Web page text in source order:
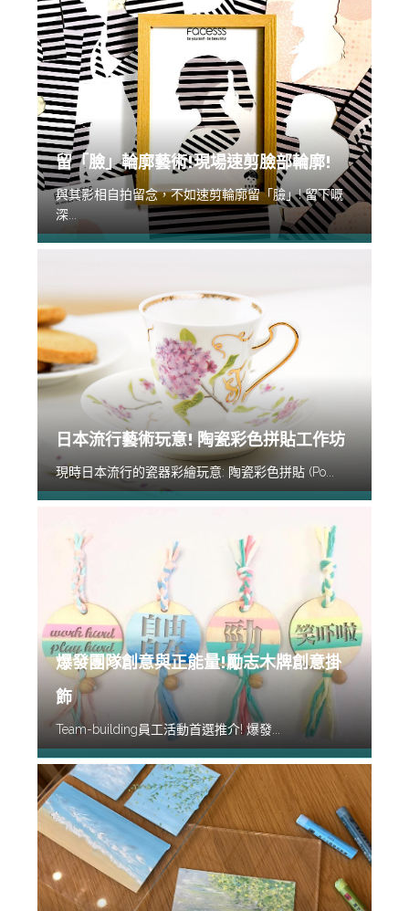
留「臉」輪廓藝術!現場速剪臉部輪廓!
與其影相自拍留念，不如速剪輪廓留「臉」! 留下嘅
深...
日本流行藝術玩意! 陶瓷彩色拼貼工作坊
現時日本流行的瓷器彩繪玩意: 陶瓷彩色拼貼 (Po...
爆發團隊創意與正能量!勵志木牌創意掛
飾
Team-building員工活動首選推介! 爆發...